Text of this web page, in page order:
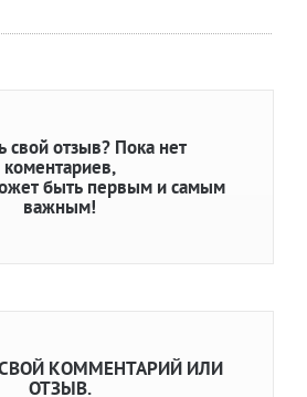
свой отзыв? Пока нет
коментариев,
быть первым и самым
важным!
КОММЕНТАРИЙ ИЛИ
ОТЗЫВ.